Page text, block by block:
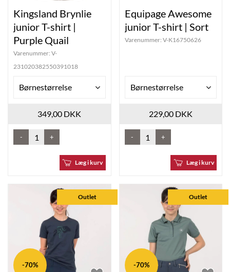
Kingsland Brynlie
junior T-shirt |
Purple Quail
Varenummer: V-
231020382550391018
Børnestørrelse
349,00 DKK
- +
Læg i kurv
Equipage Awesome
junior T-shirt | Sort
Varenummer: V-K16750626
Børnestørrelse
229,00 DKK
- +
Læg i kurv
-70%
Outlet
-70%
Outlet